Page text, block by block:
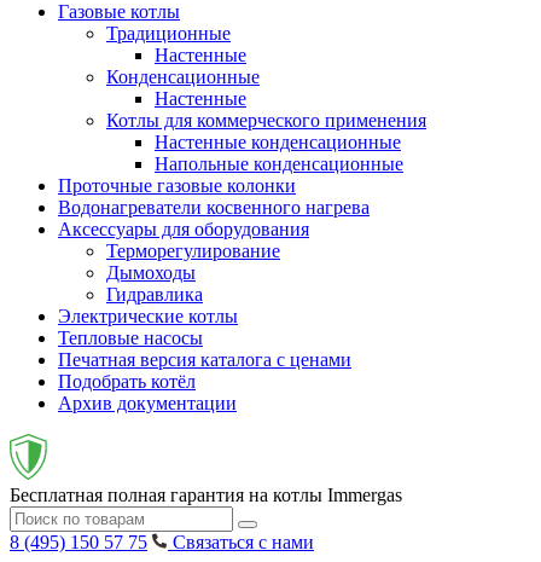
Газовые котлы
Традиционные
Настенные
Конденсационные
Настенные
Котлы для коммерческого применения
Настенные конденсационные
Напольные конденсационные
Проточные газовые колонки
Водонагреватели косвенного нагрева
Аксессуары для оборудования
Терморегулирование
Дымоходы
Гидравлика
Электрические котлы
Тепловые насосы
Печатная версия каталога с ценами
Подобрать котёл
Архив документации
Бесплатная полная гарантия на котлы Immergas
8 (495) 150 57 75
Связаться с нами